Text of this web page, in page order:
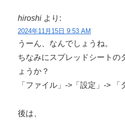
hiroshi より:
2024年11月15日 9:53 AM
うーん、なんでしょうね。
ちなみにスプレッドシートの
ょうか？
「ファイル」->「設定」-> 「
後は、